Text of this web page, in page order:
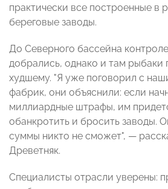
практически все построенные в
береговые заводы.
До Северного бассейна
добрались, однако и там рыбаки
худшему. "Я уже поговорил с
фабрик, они объяснили: если
миллиардные штрафы, им
обанкротить и бросить заводы.
суммы никто не сможет", —
Древетняк.
Специалисты отрасли уверены: